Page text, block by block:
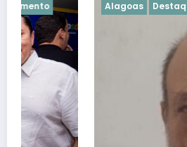
Alagoas Destaques